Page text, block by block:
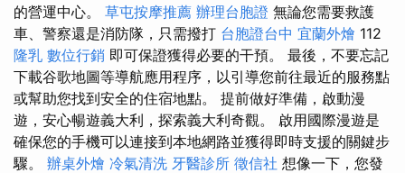
的營運中心。 草屯按摩推薦 辦理台胞證 無論您需要救護
車、警察還是消防隊，只需撥打 台胞證台中 宜蘭外燴 112
隆乳 數位行銷 即可保證獲得必要的干預。 最後，不要忘記
下載谷歌地圖等導航應用程序，以引導您前往最近的服務點
或幫助您找到安全的住宿地點。 提前做好準備，啟動漫
遊，安心暢遊義大利，探索義大利奇觀。 啟用國際漫遊是
確保您的手機可以連接到本地網路並獲得即時支援的關鍵步
驟。 辦桌外燴 冷氣清洗 牙醫診所 徵信社 想像一下，您發